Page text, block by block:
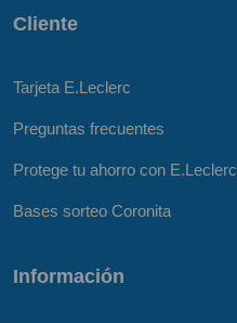
Cliente
Tarjeta E.Leclerc
Preguntas frecuentes
Protege tu ahorro con E.Leclerc
Bases sorteo Coronita
Información